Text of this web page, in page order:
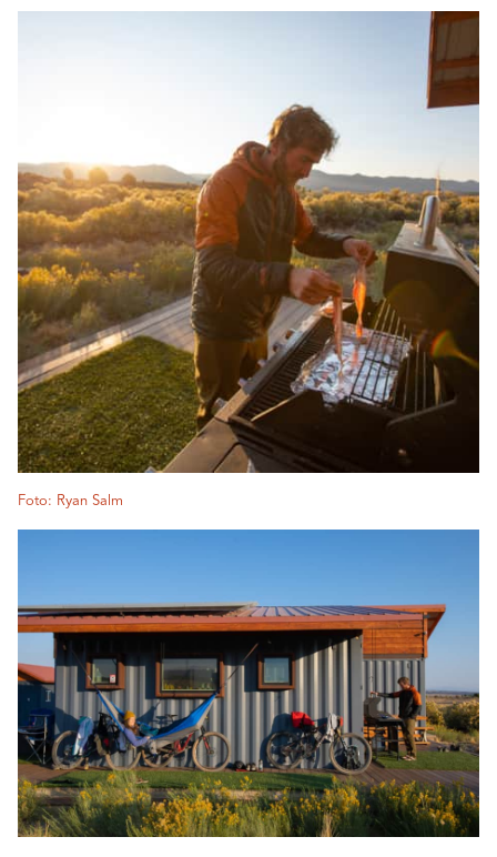
Foto: Ryan Salm